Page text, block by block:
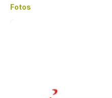
Fotos